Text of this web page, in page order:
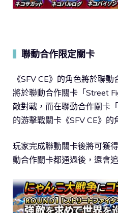
聯動合作限定關卡
《SFV CE》的角色將於聯
將於聯動合作關卡「Street
敵對戰，而在聯動合作關卡
的游擊戰關卡《SFV CE》的
玩家完成聯動關卡後將可獲
動合作關卡都通過後，還會